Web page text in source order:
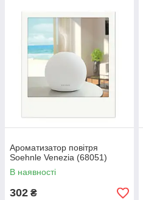
Ароматизатор повітря
Soehnle Venezia (68051)
В наявності
302 ₴